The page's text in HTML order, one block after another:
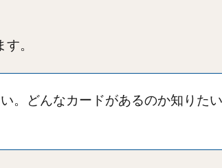
。
どんなカードがあるのか知りた